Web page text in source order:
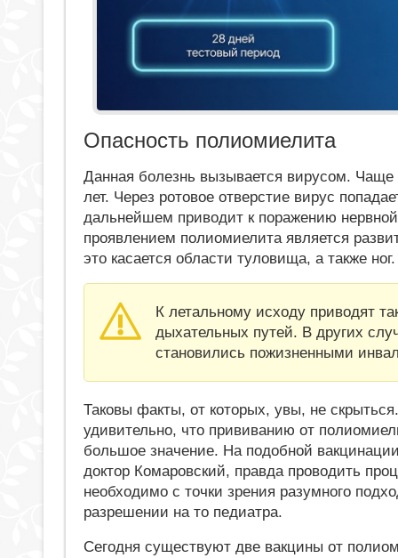
Опасность полиомиелита
Данная болезнь вызывается вирусом. Чаще
лет. Через ротовое отверстие вирус
дальнейшем приводит к поражению
проявлением полиомиелита является
это касается области туловища, а также ног.
К летальному исходу приводят
дыхательных путей. В других
становились пожизненными
Таковы факты, от которых, увы, не
удивительно, что прививанию от
большое значение. На подобной
доктор Комаровский, правда проводить
необходимо с точки зрения разумного
разрешении на то педиатра.
Сегодня существуют две вакцины от